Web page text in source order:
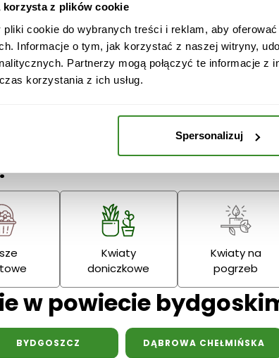
korzysta z plików cookie
cookie do wybranych treści i reklam, aby
Informacje o tym, jak korzystać z naszej witryny,
Partnerzy mogą połączyć te informacje z
korzystania z ich usług.
Spersonalizuj
Przeprosiny
Boże
Dzień Mamy
Kwiaty
doniczkowe
Kwiaty na
pogrzeb
w powiecie
BYDGOSZCZ DĄBROWA CHEŁMIŃSKA